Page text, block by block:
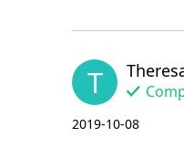
T
2019-10-08